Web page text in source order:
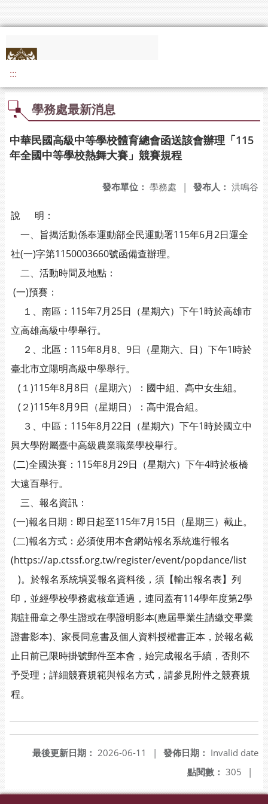
:::
學務處最新消息
中華民國高級中等學校體育總會函送該會辦理「115
年全國中等學校熱舞大賽」競賽規程
發布人： 洪鳴谷
發布單位： 學務處 |
說 明：
一、旨揭活動係奉運動部全民運動署115年6月2日運全
社(一)字第1150003660號函備查辦理。
二、活動時間及地點：
(一)預賽：
１、南區：115年7月25日（星期六）下午1時於高雄市
立高雄高級中學舉行。
２、北區：115年8月8、9日（星期六、日）下午1時於
臺北市立陽明高級中學舉行。
(１)115年8月8日（星期六）：國中組、高中女生組。
(２)115年8月9日（星期日）：高中混合組。
３、中區：115年8月22日（星期六）下午1時於國立中
興大學附屬臺中高級農業職業學校舉行。
(二)全國決賽：115年8月29日（星期六）下午4時於板橋
大遠百舉行。
三、報名資訊：
(一)報名日期：即日起至115年7月15日（星期三）截止。
(二)報名方式：必須使用本會網站報名系統進行報名
(https://ap.ctssf.org.tw/register/event/popdance/list
)。於報名系統填妥報名資料後，須【輸出報名表】列
印，並經學校學務處核章通過，連同蓋有114學年度第2學
期註冊章之學生證或在學證明影本(應屆畢業生請繳交畢業
證書影本)、家長同意書及個人資料授權書正本，於報名截
止日前已限時掛號郵件至本會，始完成報名手續，否則不
予受理；詳細競賽規範與報名方式，請參見附件之競賽規
程。
發佈日期： Invalid date
最後更新日期： 2026-06-11
|
點閱數： 305 |